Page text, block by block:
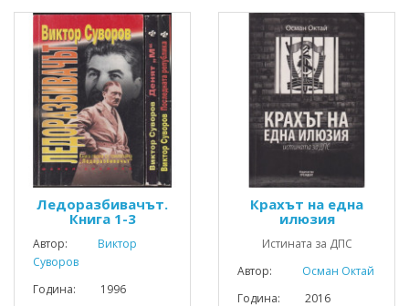
Ледоразбивачът.
Книга 1-3
Автор:
Виктор
Суворов
Година: 1996
Крахът на една
илюзия
Истината за ДПС
Автор:
Осман Октай
Година: 2016